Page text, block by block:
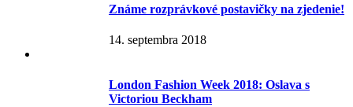
Známe rozprávkové postavičky na zjedenie!
14. septembra 2018
London Fashion Week 2018: Oslava s
Victoriou Beckham